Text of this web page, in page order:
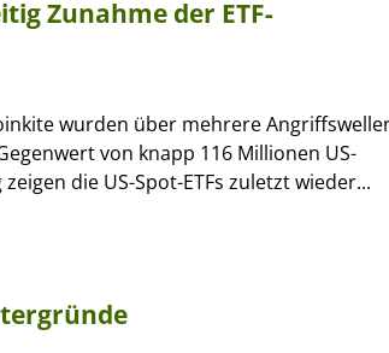
Zunahme der ETF-
wurden über mehrere
von knapp 116 Millionen US-
die US-Spot-ETFs zuletzt wieder...